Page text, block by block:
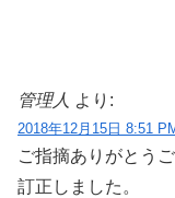
管理人 より:
2018年12月15日 8:51
ご指摘ありがとうご
訂正しました。